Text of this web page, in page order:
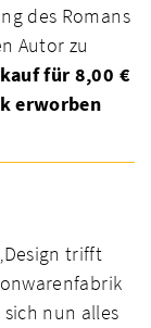
des Romans
Autor zu
für 8,00 €
erworben
trifft
nun alles